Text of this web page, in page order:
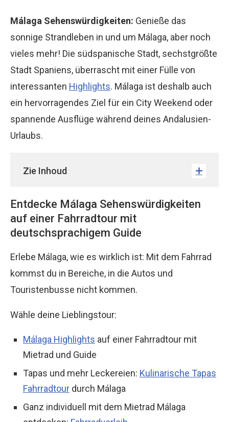
Málaga Sehenswürdigkeiten: Genieße das
sonnige Strandleben in und um Málaga, aber noch
vieles mehr! Die südspanische Stadt, sechstgrößte
Stadt Spaniens, überrascht mit einer Fülle von
interessanten Highlights. Málaga ist deshalb auch
ein hervorragendes Ziel für ein City Weekend oder
spannende Ausflüge während deines Andalusien-
Urlaubs.
Zie Inhoud
Entdecke Málaga Sehenswürdigkeiten
auf einer Fahrradtour mit
deutschsprachigem Guide
Erlebe Málaga, wie es wirklich ist: Mit dem Fahrrad
kommst du in Bereiche, in die Autos und
Touristenbusse nicht kommen.
Wähle deine Lieblingstour:
Málaga Highlights auf einer Fahrradtour mit
Mietrad und Guide
Tapas und mehr Leckereien: Kulinarische Tapas
Fahrradtour durch Málaga
Ganz individuell mit dem Mietrad Málaga